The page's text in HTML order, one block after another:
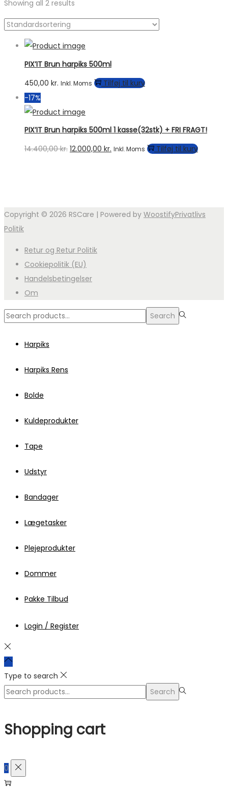
Showing all 2 results
PIX’IT Brun harpiks 500ml
450,00 kr. Inkl. Moms
Tilføj til kurv
-17%
PIX’IT Brun harpiks 500ml 1 kasse(32stk) + FRI FRAGT!
14.400,00kr. Den
12.000,00 kr. Den
Inkl. Moms Tilføj til kurv
Copyright © 2026 RSCare | Powered by WoostifyPrivatlivs
Politik
Retur og Retur Politik
Cookiepolitik (EU)
Handelsbetingelser
Om
Search
Search
Harpiks
Harpiks Rens
Bolde
Kuldeprodukter
Tape
Udstyr
Bandager
Lægetasker
Plejeprodukter
Dommer
Pakke Tilbud
Login / Register
Type to search
Search
Search
Shopping cart
0